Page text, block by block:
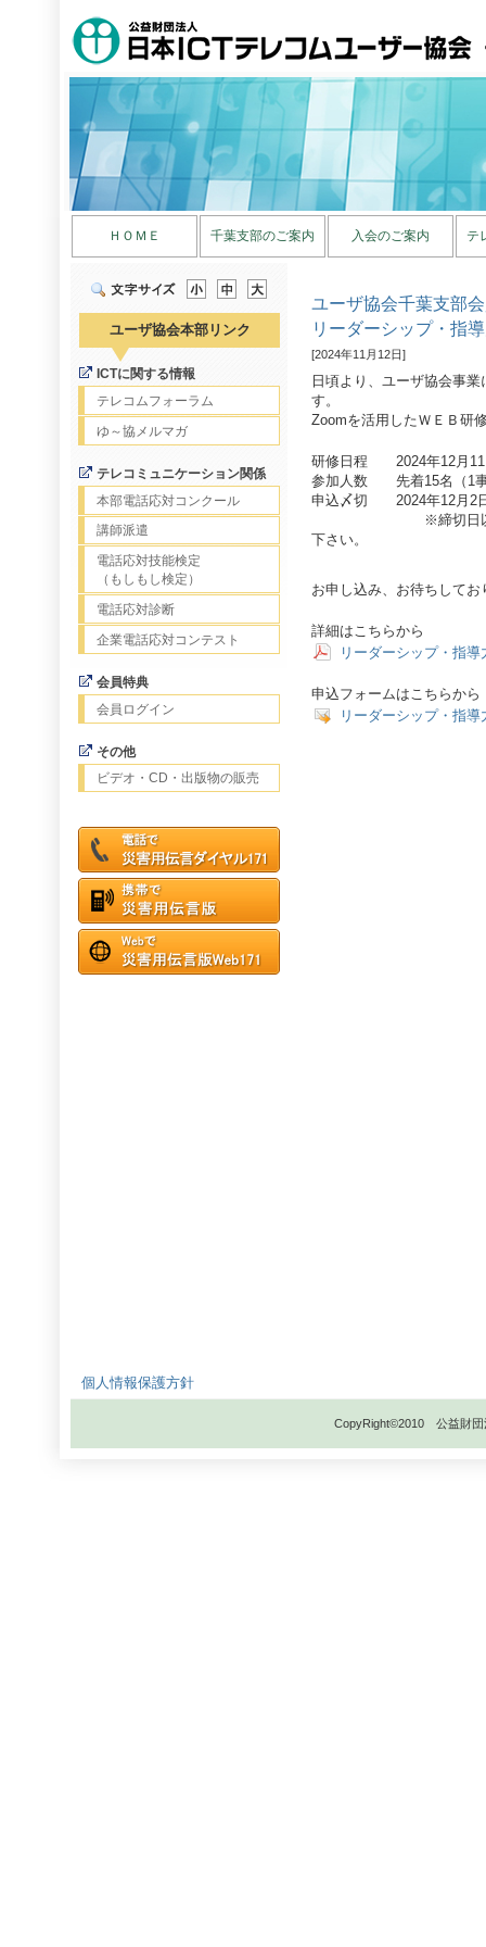
ＨＯＭＥ 千葉支部のご案内 入会のご案内 テ
ユーザ協会本部リンク
ICTに関する情報
テレコムフォーラム
ゆ～協メルマガ
テレコミュニケーション関係
本部電話応対コンクール
講師派遣
電話応対技能検定
（もしもし検定）
電話応対診断
企業電話応対コンテスト
会員特典
会員ログイン
その他
ビデオ・CD・出版物の販売
ユーザ協会千葉支部
リーダーシップ・指
[2024年11月12日]
日頃より、ユーザ協会事
す。
Zoomを活用したＷＥＢ研
研修日程 2024年12月11
参加人数 先着15名（1事
申込〆切 2024年12月2
※締切日以降の申
下さい。
お申し込み、お待ちしてお
詳細はこちらから
リーダーシップ・指
申込フォームはこちらから
リーダーシップ・指
個人情報保護方針
CopyRight©2010 公益財団